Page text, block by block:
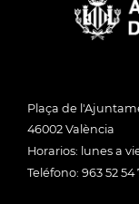
Plaça de
46002 València
Horarios: lunes a
Teléfono: 963 52 54